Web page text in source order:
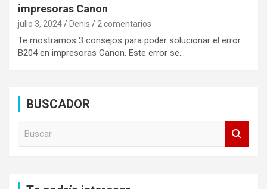
impresoras Canon
julio 3, 2024 Denis 2 comentarios
Te mostramos 3 consejos para poder solucionar el error
B204 en impresoras Canon. Este error se…
BUSCADOR